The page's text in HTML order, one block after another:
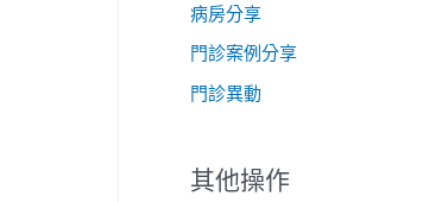
病房分享
門診案例分享
門診異動
其他操作